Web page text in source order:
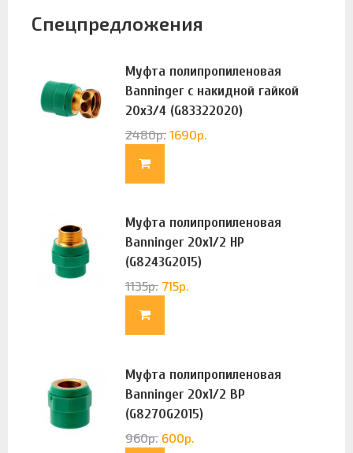
Спецпредложения
Муфта полипропиленовая
Banninger с накидной гайкой
20х3/4 (G83322020)
2480р. 1690р.
Муфта полипропиленовая
Banninger 20х1/2 НР
(G8243G2015)
1135р. 715р.
Муфта полипропиленовая
Banninger 20х1/2 ВР
(G8270G2015)
960р. 600р.